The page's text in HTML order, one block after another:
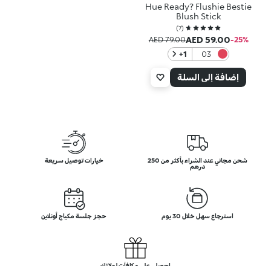
Hue Ready? Flushie Bestie
Blush Stick
(
7
)
‎-25‎%‎
AED 59.00
AED 79.00
03
y to
‎+1
إضافة إلى السلة
شحن مجاني عند الشراء بأكثر من 250
درهم
خيارات توصيل سريعة
استرجاع سهل خلال 30 يوم حجز جلسة مكياج أونلاين